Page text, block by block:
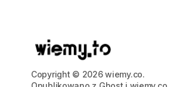
Copyright © 2026 wiemy.co.